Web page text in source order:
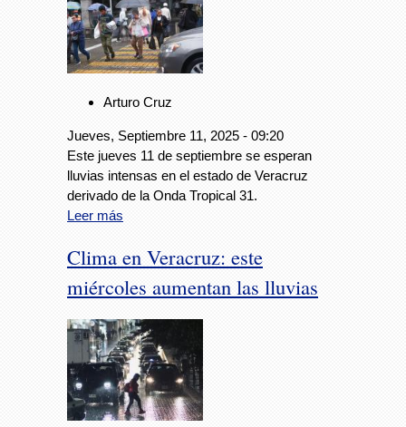
Arturo Cruz
Jueves, Septiembre 11, 2025 - 09:20
Este jueves 11 de septiembre se esperan
lluvias intensas en el estado de Veracruz
derivado de la Onda Tropical 31.
Leer más
Clima en Veracruz: este
miércoles aumentan las lluvias